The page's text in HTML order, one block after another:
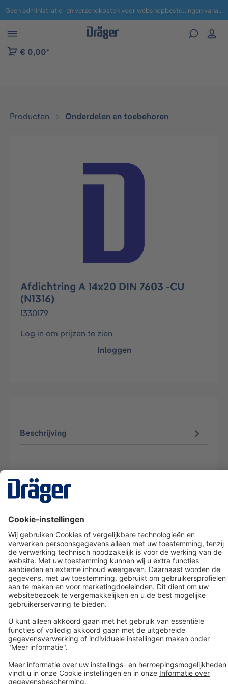
naar navigatie B2B-platform Geen administratie- en verzendkosten voor webshopbestellingen vanaf € 100,-.
€ 0,00*
Producten Onderdelen en toebehoren
Afbeeldingengalerij overslaan
Afdichtring A 14x20 DIN 7603 -CU
(N1316)
1330179
Log in om prijzen te zien
Inloggen
Beschrijving
Dräger klantenservice
Over Dräger
Bestellen in onze webshop
Community